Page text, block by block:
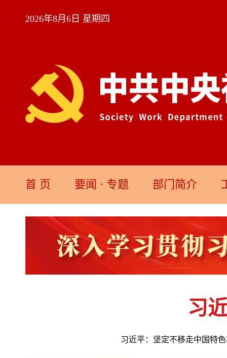
2026年8月6日 星期四
首 页 要闻 · 专题 部门简介
习
习近平：坚定不移走中国特